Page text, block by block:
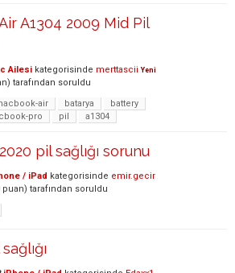
A1304 2009 Mid Pil
Ailesi kategorisinde merttascii Yeni
tarafından soruldu
air batarya
battery
pro pil a1304
pil sağlığı sorunu
/ iPad kategorisinde emir.gecir
puan) tarafından soruldu